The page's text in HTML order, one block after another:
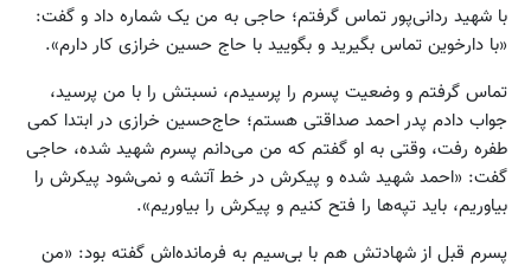
با شهید ردانی‌پور تماس گرفتم؛ حاجی به من یک شماره داد و گفت:
«با دارخوین تماس بگیرید و بگویید با حاج حسین خرازی کار دارم».
تماس گرفتم و وضعیت پسرم را پرسیدم، نسبتش را با من پرسید،
جواب دادم پدر احمد صداقتی هستم؛ حاج‌حسین خرازی در ابتدا کمی
طفره رفت، وقتی به او گفتم که من می‌دانم پسرم شهید شده، حاجی
گفت: «احمد شهید شده و پیکرش در خط آتشه و نمی‌شود پیکرش را
بیاوریم، باید تپه‌ها را فتح کنیم و پیکرش را بیاوریم».
پسرم قبل از شهادتش هم با بی‌سیم به فرمانده‌اش گفته بود: «من